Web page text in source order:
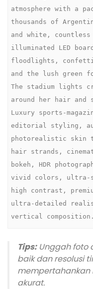
atmosphere with a
thousands of
and white,
illuminated LED
floodlights,
and the lush green
The stadium lights
around her hair and
Luxury sports-
editorial styling,
photorealistic skin
hair strands,
bokeh, HDR
vivid colors, ultra-
high contrast,
ultra-detailed
vertical composition.
Tips:Unggah foto
baik dan resolusi
mempertahankan
akurat.